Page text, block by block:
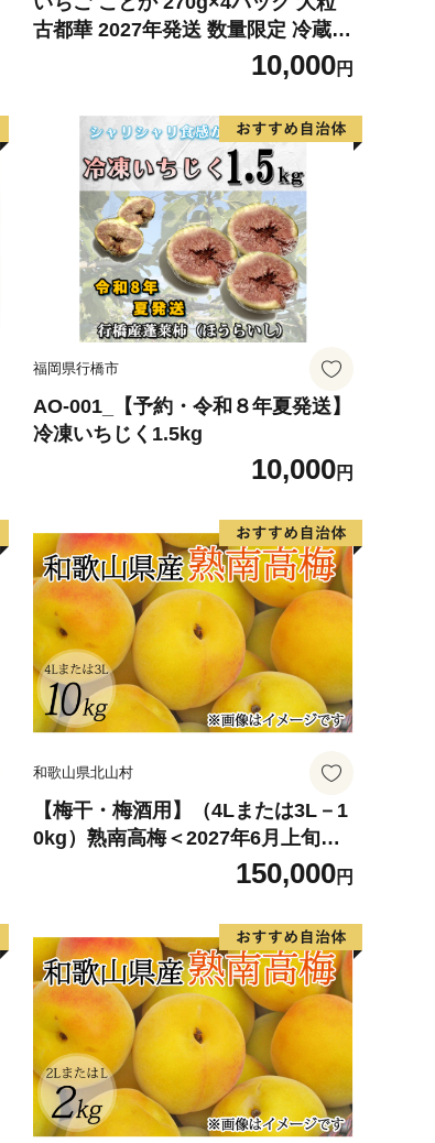
古都華 2027年発送 数量限定 冷蔵
イチゴ 苺 フルーツ 果物 小分け ブ
ランドいちご 甘い おすすめ 贈答 プ
レゼント ギフト 奈良県 奈良市 いち
ご農家だるま
10,000円
福岡県行橋市
AO-001_【予約・令和８年夏発送】
冷凍いちじく1.5kg
10,000円
和歌山県北山村
【梅干・梅酒用】（4Lまたは3L－1
0kg）熟南高梅＜2027年6月上旬～7
月上旬ごろに順次発送予定＞【art0
150,000円